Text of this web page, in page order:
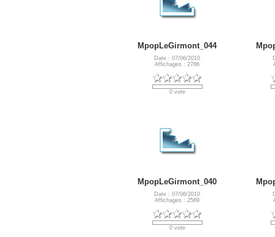
MpopLeGirmont_044
Date : 07/06/2010
Affichages : 2786
0 vote
MpopLeGirmont_040
Date : 07/06/2010
Affichages : 2589
0 vote